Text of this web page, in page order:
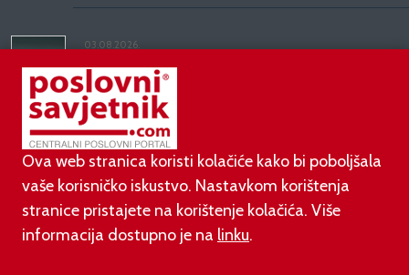
03.08.2026.
Kineski BYD predstavio luksuznu limuzinu veću od
Mercedesove S-klase, obećava domet do 1.000
kilometara
Ova web stranica koristi kolačiće kako bi poboljšala
vaše korisničko iskustvo. Nastavkom korištenja
stranice pristajete na korištenje kolačića. Više
informacija dostupno je na linku.